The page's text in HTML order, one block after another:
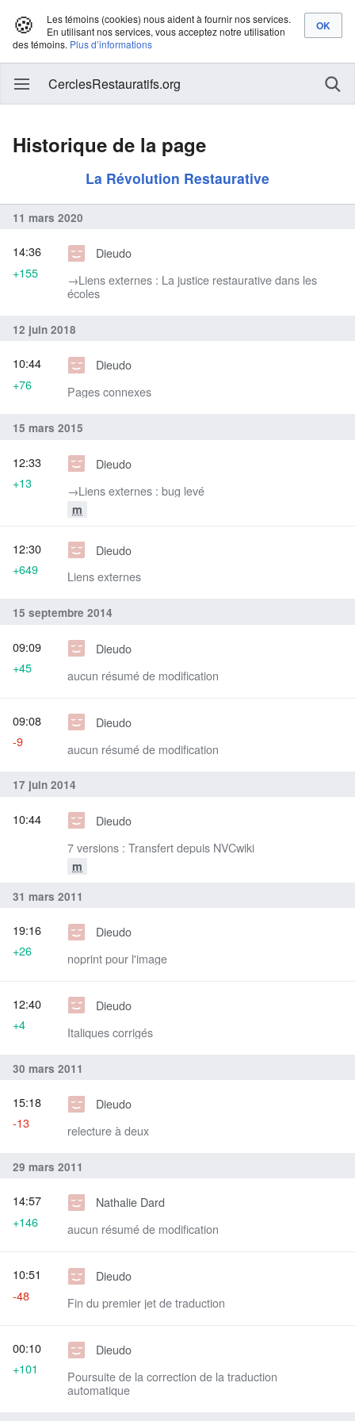
🍪
Les témoins (cookies) nous aident à fournir nos services.
En utilisant nos services, vous acceptez notre utilisation
des témoins. Plus d’informations
CerclesRestauratifs.org
Historique de la page
La Révolution Restaurative
11 mars 2020
Dieudo
→‎Liens externes : La justice restaurative dans les
écoles
14:36
+155
12 juin 2018
Dieudo
Pages connexes
10:44
+76
15 mars 2015
Dieudo
→‎Liens externes : bug levé
m
12:33
+13
Dieudo
Liens externes
12:30
+649
15 septembre 2014
Dieudo
aucun résumé de modification
09:09
+45
Dieudo
aucun résumé de modification
09:08
-9
17 juin 2014
Dieudo
7 versions : Transfert depuis NVCwiki
m
10:44
31 mars 2011
Dieudo
noprint pour l'image
19:16
+26
Dieudo
Italiques corrigés
12:40
+4
30 mars 2011
Dieudo
relecture à deux
15:18
-13
29 mars 2011
Nathalie Dard
aucun résumé de modification
14:57
+146
Dieudo
Fin du premier jet de traduction
10:51
-48
Dieudo
Poursuite de la correction de la traduction
automatique
00:10
+101